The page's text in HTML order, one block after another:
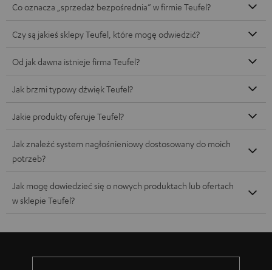
Co oznacza „sprzedaż bezpośrednia” w firmie Teufel?
Czy są jakieś sklepy Teufel, które mogę odwiedzić?
Od jak dawna istnieje firma Teufel?
Jak brzmi typowy dźwięk Teufel?
Jakie produkty oferuje Teufel?
Jak znaleźć system nagłośnieniowy dostosowany do moich
potrzeb?
Jak mogę dowiedzieć się o nowych produktach lub ofertach
w sklepie Teufel?